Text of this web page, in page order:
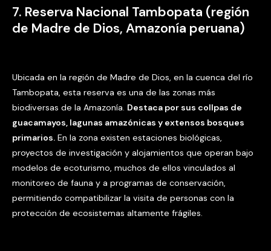
7. Reserva Nacional Tambopata (región
de Madre de Dios, Amazonía peruana)
Ubicada en la región de Madre de Dios, en la cuenca del río
Tambopata, esta reserva es una de las zonas más
biodiversas de la Amazonía. Destaca por sus collpas de
guacamayos, lagunas amazónicas y extensos bosques
primarios. En la zona existen estaciones biológicas,
proyectos de investigación y alojamientos que operan bajo
modelos de ecoturismo, muchos de ellos vinculados al
monitoreo de fauna y a programas de conservación,
permitiendo compatibilizar la visita de personas con la
protección de ecosistemas altamente frágiles.